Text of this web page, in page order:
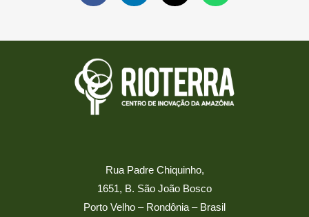
Rua Padre Chiquinho,
1651, B. São João Bosco
Porto Velho – Rondônia – Brasil